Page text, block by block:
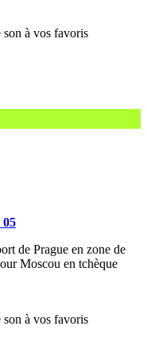
05
de Prague en zone de
Moscou en tchèque